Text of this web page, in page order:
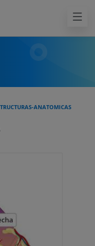
ANATOMICAS